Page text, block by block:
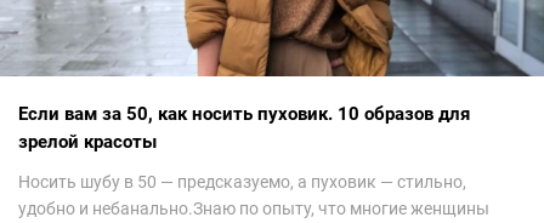
Если вам за 50, как носить пуховик. 10 образов для
зрелой красоты
Носить шубу в 50 — предсказуемо, а пуховик — стильно,
удобно и небанально.Знаю по опыту, что многие женщины